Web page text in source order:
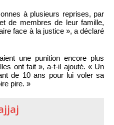
à plusieurs reprises, par
de membres de leur famille,
face à la justice », a déclaré
une punition encore plus
ont fait », a-t-il ajouté. « Un
de 10 ans pour lui voler sa
pire. »